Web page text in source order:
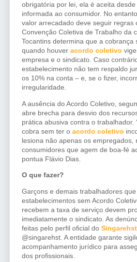
obrigatória por lei, ela é aceita
informada ao consumidor. No
valor arrecadado deve seguir regras
Convenção Coletiva de Trabalho da
Tocantins determina que a cobrança
quando houver acordo coletivo
empresa e o sindicato. Caso
estabelecimento não tem respaldo
os 10% na conta – e, se o fizer,
irregularidade.
A ausência do Acordo Coletivo,
abre brecha para desvio dos
prática abusiva contra o trabalhador.
cobra sem ter o acordo coletivo
lesiona não apenas os empregados,
consumidores que agem de boa-fé
pontua Flávio Dias.
O que fazer?
Garçons e demais trabalhadores
estabelecimentos sem Acordo
recebem a taxa de serviço devem
imediatamente o sindicato. As
feitas pelo perfil oficial do Singarehst
@singarehst. A entidade garante
acompanhamento jurídico para
dos profissionais.